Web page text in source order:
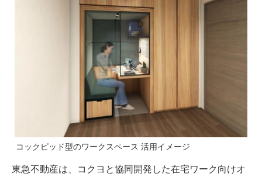
コックピッド型のワークスペース 活用イメージ
東急不動産は、コクヨと協同開発した在宅ワーク向けオ